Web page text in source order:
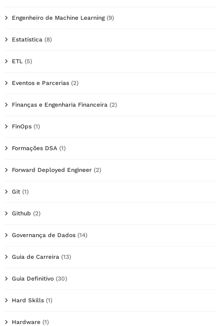
Engenheiro de Machine Learning(9)
Estatística (8)
ETL (5)
Eventos e Parcerias (2)
Finanças e Engenharia Financeira (2)
FinOps (1)
Formações DSA (1)
Forward Deployed Engineer (2)
Git (1)
Github (2)
Governança de Dados (14)
Guia de Carreira (13)
Guia Definitivo (30)
Hard Skills (1)
Hardware (1)